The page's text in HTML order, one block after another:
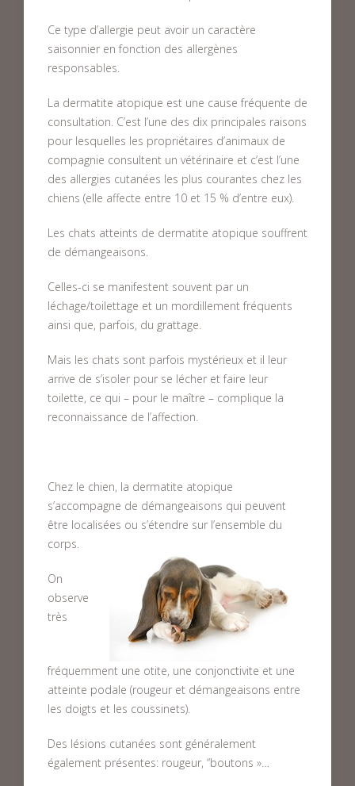
Ce type d’allergie peut avoir un caractère
saisonnier en fonction des allergènes
responsables.
La dermatite atopique est une cause fréquente de
consultation. C’est l’une des dix principales raisons
pour lesquelles les propriétaires d’animaux de
compagnie consultent un vétérinaire et c’est l’une
des allergies cutanées les plus courantes chez les
chiens (elle affecte entre 10 et 15 % d’entre eux).
Les chats atteints de dermatite atopique souffrent
de démangeaisons.
Celles-ci se manifestent souvent par un
léchage/toilettage et un mordillement fréquents
ainsi que, parfois, du grattage.
Mais les chats sont parfois mystérieux et il leur
arrive de s’isoler pour se lécher et faire leur
toilette, ce qui – pour le maître – complique la
reconnaissance de l’affection.
Chez le chien, la dermatite atopique
s’accompagne de démangeaisons qui peuvent
être localisées ou s’étendre sur l’ensemble du
corps.
On
observe
très
fréquemment une otite, une conjonctivite et une
atteinte podale (rougeur et démangeaisons entre
les doigts et les coussinets).
Des lésions cutanées sont généralement
également présentes: rougeur, “boutons »…